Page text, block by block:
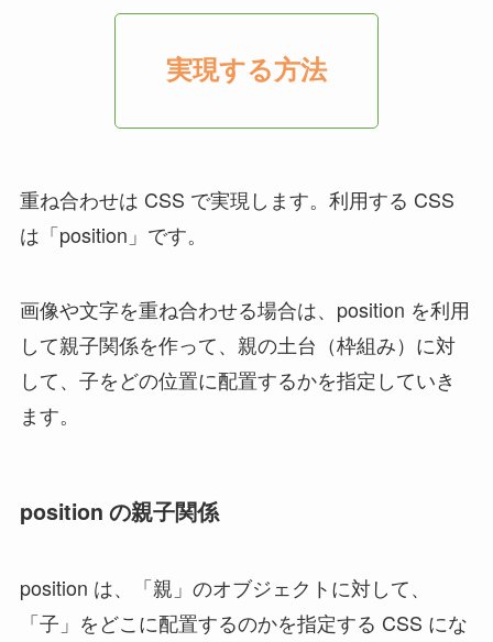
実現する方法
重ね合わせは CSS で実現します。利用する CSS
は「position」です。
画像や文字を重ね合わせる場合は、position を利用
して親子関係を作って、親の土台（枠組み）に対
して、子をどの位置に配置するかを指定していき
ます。
position の親子関係
position は、「親」のオブジェクトに対して、
「子」をどこに配置するのかを指定する CSS にな